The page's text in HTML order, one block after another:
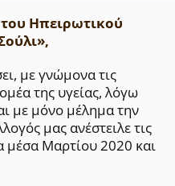
Ηπειρωτικού
με γνώμονα τις
της υγείας, λόγω
με μόνο μέλημα την
μας ανέστειλε τις
μέσα Μαρτίου 2020 και